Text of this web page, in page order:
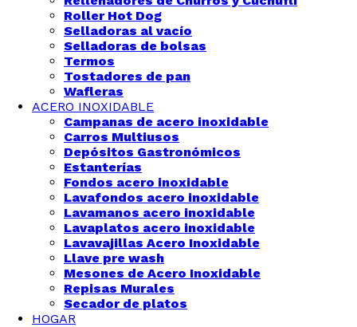
Roller Hot Dog
Selladoras al vacío
Selladoras de bolsas
Termos
Tostadores de pan
Wafleras
ACERO INOXIDABLE
Campanas de acero inoxidable
Carros Multiusos
Depósitos Gastronómicos
Estanterías
Fondos acero inoxidable
Lavafondos acero inoxidable
Lavamanos acero inoxidable
Lavaplatos acero inoxidable
Lavavajillas Acero Inoxidable
Llave pre wash
Mesones de Acero Inoxidable
Repisas Murales
Secador de platos
HOGAR